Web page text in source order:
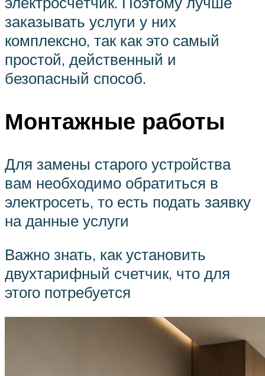
заказывать услуги у них
комплексно, так как это самый
простой, действенный и
безопасный способ.
Монтажные работы
Для замены старого устройства
вам необходимо обратиться в
электросеть, то есть подать заявку
на данные услуги
Важно знать, как установить
двухтарифный счетчик, что для
этого потребуется